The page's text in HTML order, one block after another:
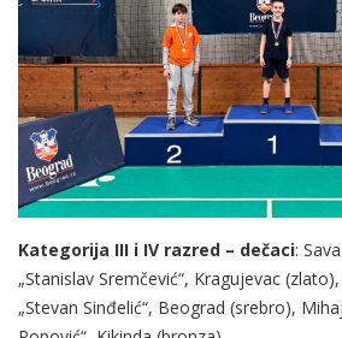
Kategorija III i IV razred – dečaci:
„Stanislav Sremčević“, Kragujevac
„Stevan Sinđelić“, Beograd (srebro),